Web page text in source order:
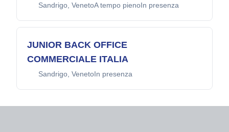
Sandrigo , VenetoA tempo pienoIn presenza
JUNIOR BACK OFFICE
COMMERCIALE ITALIA
Sandrigo , VenetoIn presenza